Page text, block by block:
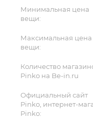
Минимальная цена
вещи:
Максимальная цена
вещи:
Количество
Pinko на Be-in.ru
Официальный сайт
Pinko, интернет-
Pinko: